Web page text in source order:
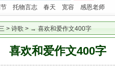
托物言志 春天 宽容 感恩老师
> 诗歌 > → 喜欢和爱作文400字
喜欢和爱作文400字